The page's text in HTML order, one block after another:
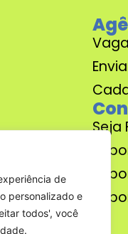
de
personalizado e
todos', você
Seja